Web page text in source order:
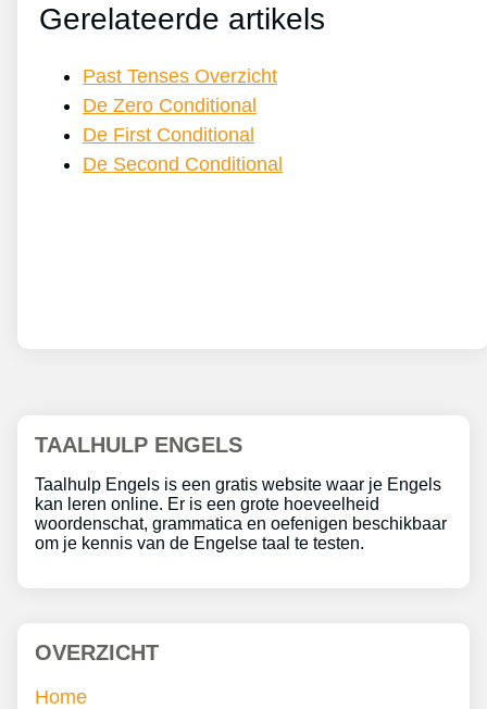
Gerelateerde artikels
Past Tenses Overzicht
De Zero Conditional
De First Conditional
De Second Conditional
TAALHULP ENGELS
Taalhulp Engels is een gratis website waar je Engels
kan leren online. Er is een grote hoeveelheid
woordenschat, grammatica en oefenigen beschikbaar
om je kennis van de Engelse taal te testen.
OVERZICHT
Home